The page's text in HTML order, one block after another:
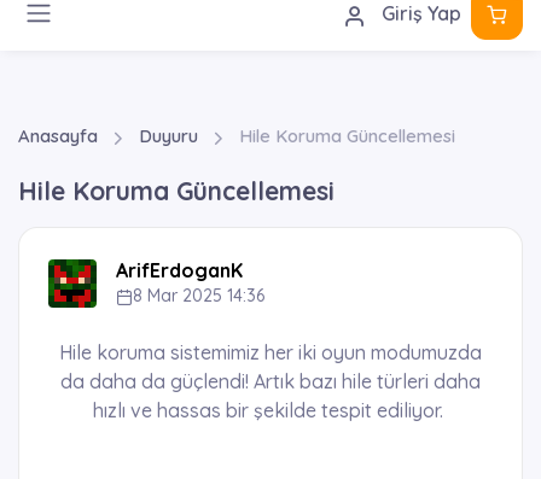
Giriş Yap
Anasayfa Duyuru Hile Koruma Güncellemesi
Hile Koruma Güncellemesi
ArifErdoganK
8 Mar 2025 14:36
Hile koruma sistemimiz her iki oyun modumuzda
da daha da güçlendi! Artık bazı hile türleri daha
hızlı ve hassas bir şekilde tespit ediliyor.